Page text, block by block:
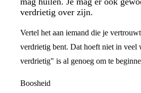
verdrietig over zijn.
Vertel het aan iemand die je
verdrietig bent. Dat hoeft niet in veel
verdrietig" is al genoeg om te
Boosheid